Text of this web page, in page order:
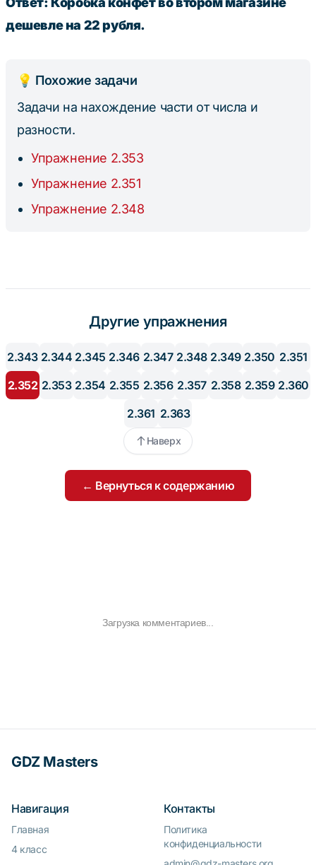
дешевле на 22 рубля.
💡 Похожие задачи
Задачи на нахождение части от числа и
разности.
Упражнение 2.353
Упражнение 2.351
Упражнение 2.348
Другие упражнения
2.343 2.344 2.345 2.346 2.347 2.348 2.349 2.350 2.351
2.352 2.353 2.354 2.355 2.356 2.357 2.358 2.359 2.360
2.361 2.363
Наверх
← Вернуться к содержанию
Загрузка комментариев...
GDZ Masters
Навигация
Главная
4 класс
Контакты
Политика
конфиденциальности